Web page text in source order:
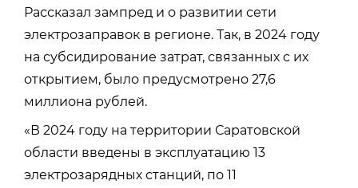
Рассказал зампред и о развитии сети
электрозаправок в регионе. Так, в 2024 году
на субсидирование затрат, связанных с их
открытием, было предусмотрено 27,6
миллиона рублей.
«В 2024 году на территории Саратовской
области введены в эксплуатацию 13
электрозарядных станций, по 11